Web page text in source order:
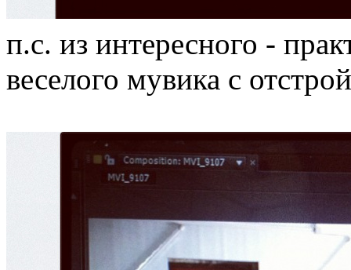
п.с. из интересного -
веселого мувика с